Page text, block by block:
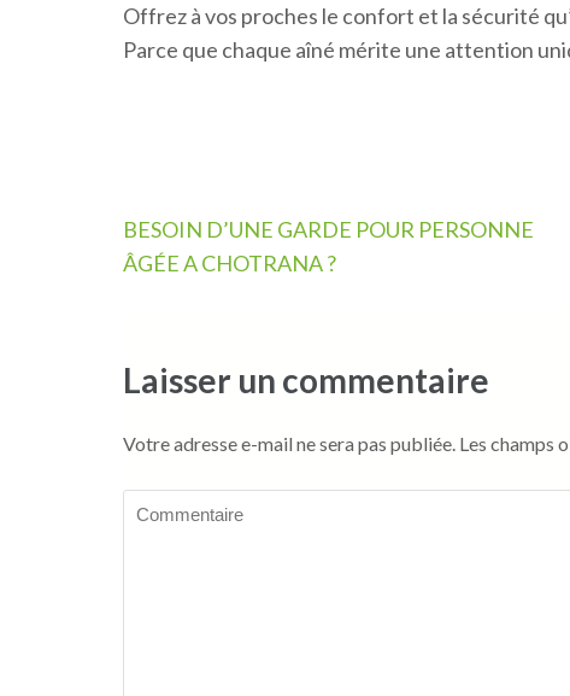
Offrez à vos proches le confort et la sécurité
Parce que chaque aîné mérite une attention
Navigation
de
BESOIN D’UNE GARDE POUR PERSONNE
ÂGÉE A CHOTRANA ?
Laisser un commentaire
Votre adresse e-mail ne sera pas publiée. Les champs
Commentaire